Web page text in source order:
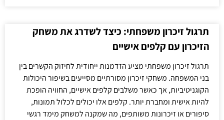
תרגול זיכרון משפחתי: כיצד לשדרג את משחק
הזיכרון עם קלפים אישיים
תרגול זיכרון משפחתי מציע הזדמנות ייחודית לחיזוק הקשרים בין
בני המשפחה. משחקי זיכרון מסורתיים מסייעים בשיפור היכולות
הקוגניטיביות, אך כאשר משלבים קלפים אישיים, החוויה הופכת
להיות אישית ומחברת יותר. קלפים אלו יכולים לכלול תמונות,
סיפורים או זיכרונות משותפים, מה שמקנה למשחק מימד רגשי